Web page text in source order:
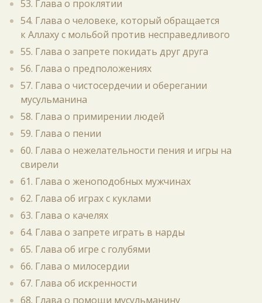
53. Глава о проклятии
54. Глава о человеке, который обращается
к Аллаху с мольбой против несправедливого
55. Глава о запрете покидать друг друга
56. Глава о предположениях
57. Глава о чистосердечии и оберегании
мусульманина
58. Глава о примирении людей
59. Глава о пении
60. Глава о нежелательности пения и игры на
свирели
61. Глава о женоподобных мужчинах
62. Глава об играх с куклами
63. Глава о качелях
64. Глава о запрете играть в нарды
65. Глава об игре с голубями
66. Глава о милосердии
67. Глава об искренности
68. Глава о помощи мусульманину